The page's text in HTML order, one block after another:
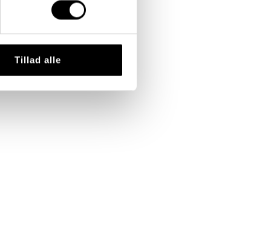
Tillad alle